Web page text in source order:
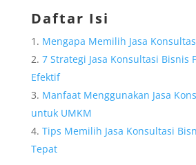
Daftar Isi
Mengapa Memilih Jasa
7 Strategi Jasa Konsultasi Bisnis
Efektif
Manfaat Menggunakan Jasa
untuk UMKM
Tips Memilih Jasa Konsultasi
Tepat